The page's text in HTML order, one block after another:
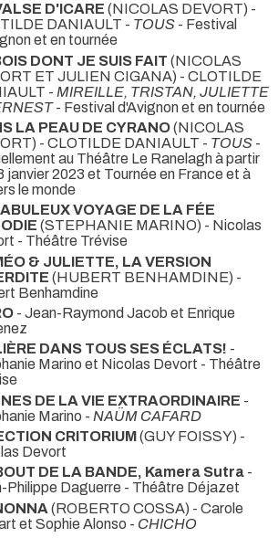
D'ICARE (NICOLAS DEVORT) -
DANIAULT - TOUS - Festival
et en tournée
DONT JE SUIS FAIT (NICOLAS
ET JULIEN CIGANA) - CLOTILDE
- MIREILLE, TRISTAN, JULIETTE
- Festival d'Avignon et en tournée
LA PEAU DE CYRANO(NICOLAS
- CLOTILDE DANIAULT - TOUS -
au Théâtre Le Ranelagh à partir
janvier 2023 et Tournée en France et à
le monde
VOYAGE DE LA FÉE
(STEPHANIE MARINO) - Nicolas
- Théâtre Trévise
& JULIETTE, LA VERSION
(HUBERT BENHAMDINE) -
Benhamdine
- Jean-Raymond Jacob et Enrique
DANS TOUS SES ÉCLATS! -
Marino et Nicolas Devort - Théâtre
DE LA VIE EXTRAORDINAIRE -
Marino - NAÜM CAFARD
CRITORIUM(GUY FOISSY) -
Devort
DE LA BANDE, Kamera Sutra -
Philippe Daguerre - Théâtre Déjazet
(ROBERTO COSSA) - Carole
et Sophie Alonso - CHICHO